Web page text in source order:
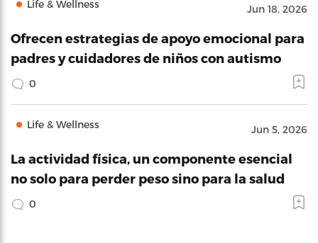
Life & Wellness Jun 18, 2026
Ofrecen estrategias de apoyo emocional para
padres y cuidadores de niños con autismo
0
Life & Wellness Jun 5, 2026
La actividad física, un componente esencial
no solo para perder peso sino para la salud
0